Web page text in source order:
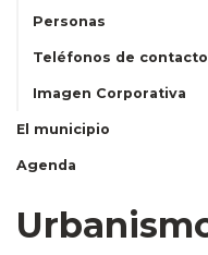
Personas
Teléfonos de contacto
Imagen Corporativa
El municipio
Agenda